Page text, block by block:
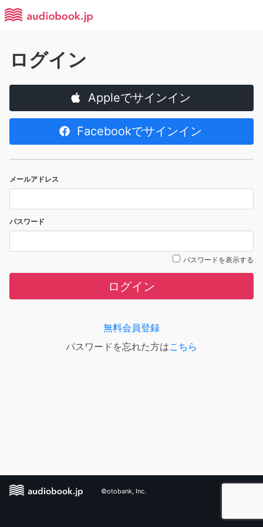
ログイン
Appleでサインイン
Facebookでサインイン
メールアドレス
パスワード
パスワードを表示する
ログイン
無料会員登録
パスワードを忘れた方はこちら
©otobank, Inc.